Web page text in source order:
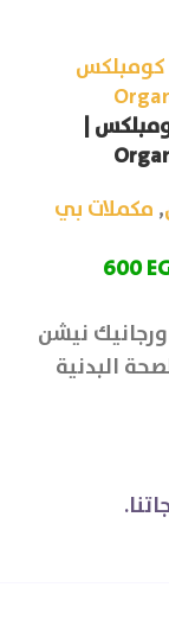
|
, مكملات بي
600
نيشن
البدنية